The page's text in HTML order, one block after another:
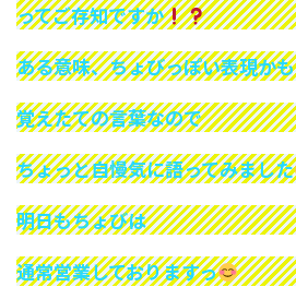
ってご存知ですか
ある意味、ちょびっぽい表現かも
覚えたての言葉なので
ちょっと自慢気に語ってみました
明日もちょびは
通常営業しておりますっ